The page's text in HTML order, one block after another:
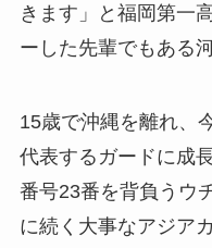
きます」と福岡第一
ーした先輩でもある
15歳で沖縄を離れ、
代表するガードに成
番号23番を背負うウ
に続く大事なアジア